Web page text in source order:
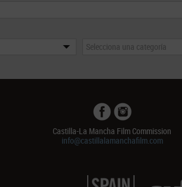
Selecciona una categoría
Castilla-La Mancha Film Commission
info@castillalamanchafilm.com